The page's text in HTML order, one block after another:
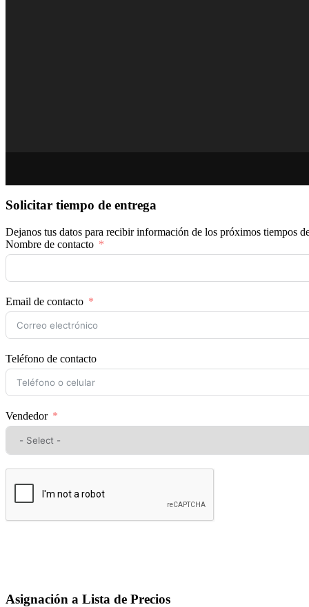
Solicitar tiempo de entrega
Dejanos tus datos para recibir información de los próximos tiempos
Nombre de contacto
Email de contacto
Teléfono de contacto
Vendedor
Asignación a Lista de Precios